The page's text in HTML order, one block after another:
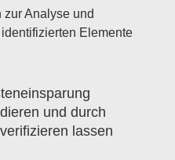
Analyse und
Elemente
und durch
lassen